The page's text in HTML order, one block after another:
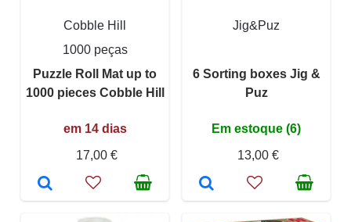
Cobble Hill
1000 peças
Puzzle Roll Mat up to
1000 pieces Cobble Hill
em 14 dias
17,00 €
Jig&Puz
6 Sorting boxes Jig &
Puz
Em estoque (6)
13,00 €